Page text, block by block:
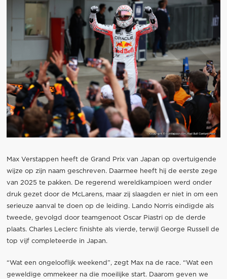
Max Verstappen heeft de Grand Prix van Japan op overtuigende
wijze op zijn naam geschreven. Daarmee heeft hij de eerste zege
van 2025 te pakken. De regerend wereldkampioen werd onder
druk gezet door de McLarens, maar zij slaagden er niet in om een
serieuze aanval te doen op de leiding. Lando Norris eindigde als
tweede, gevolgd door teamgenoot Oscar Piastri op de derde
plaats. Charles Leclerc finishte als vierde, terwijl George Russell de
top vijf completeerde in Japan.
“Wat een ongelooflijk weekend”, zegt Max na de race. “Wat een
geweldige ommekeer na die moeilijke start. Daarom geven we